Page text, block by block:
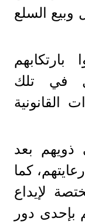
السلع
بارتكابهم
في تلك
القانونية
ذويهم بعد
كما
لإيداع
دور